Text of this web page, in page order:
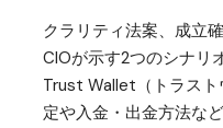
クラリティ法案、成立
CIOが示す2つのシナリ
Trust Wallet（トラス
定や入金・出金方法な